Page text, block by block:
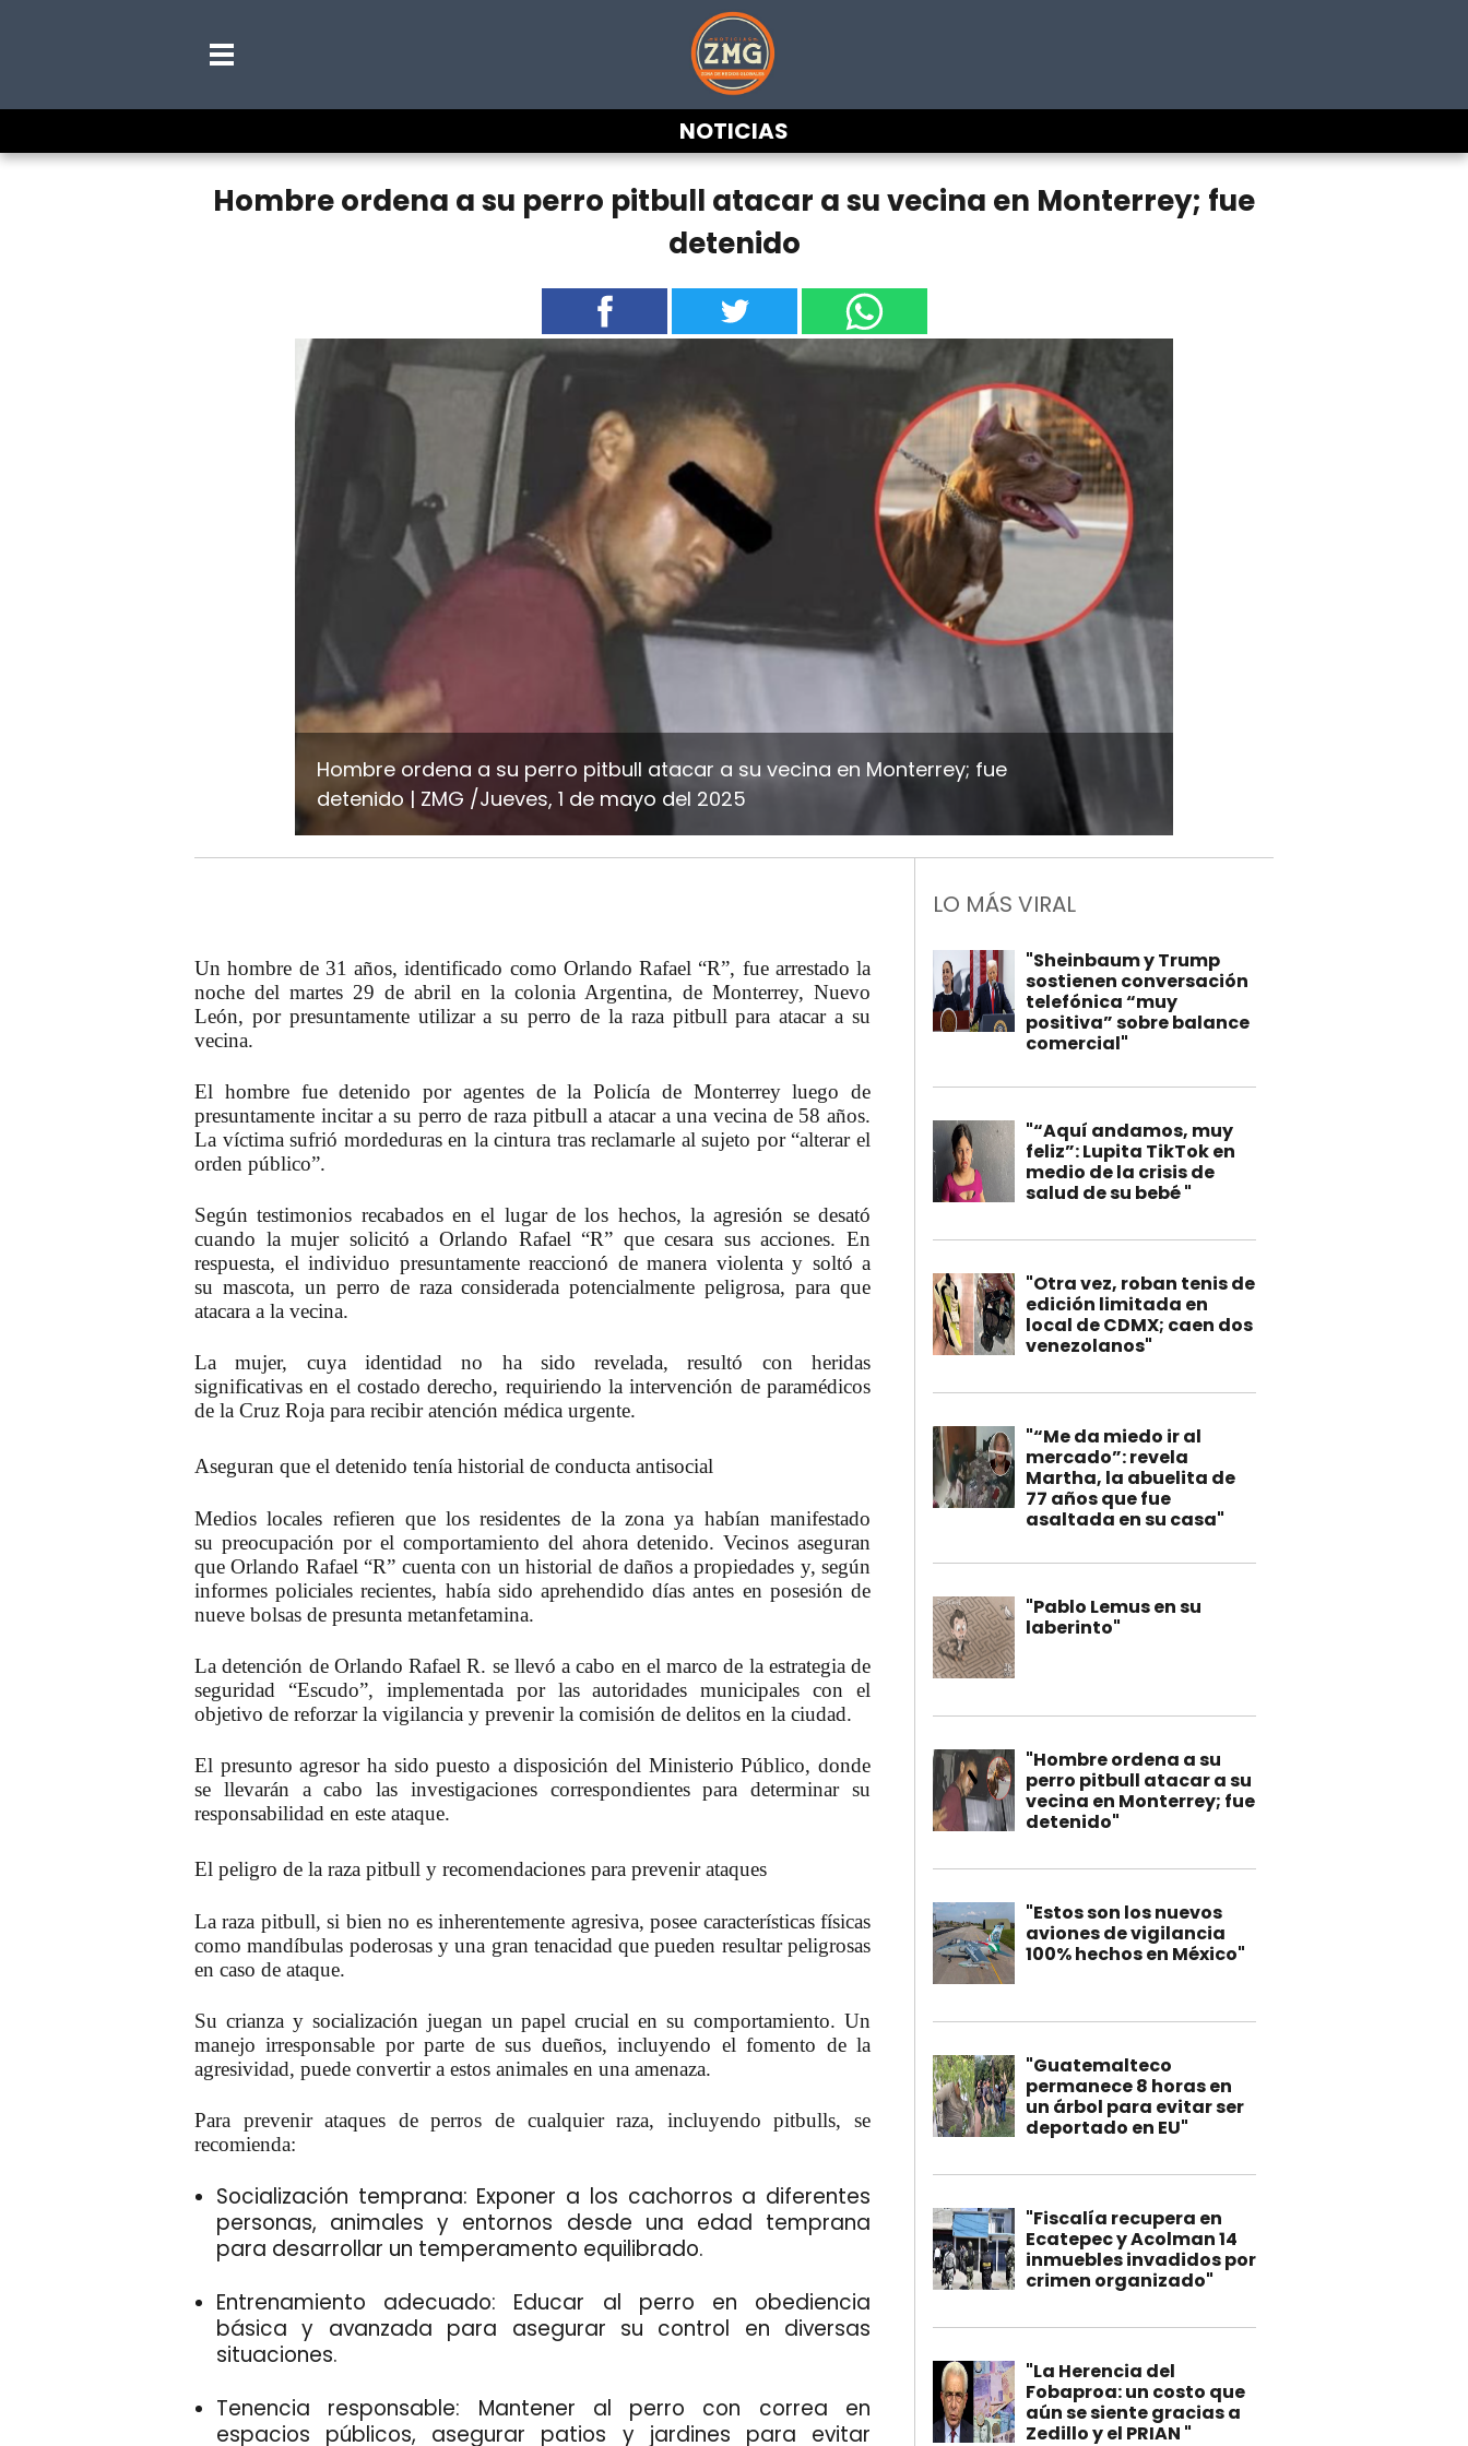
NOTICIAS
Hombre ordena a su perro pitbull atacar a su vecina en Monterrey; fue
detenido
Hombre ordena a su perro pitbull atacar a su vecina en Monterrey; fue
detenido
ZMG /Jueves, 1 de mayo del 2025
Unhombre de 31 años, identificado como Orlando Rafael “R”, fue arrestado la
noche del martes 29 de abril en la colonia Argentina, de Monterrey, Nuevo
León, por presuntamente utilizar a superrode la raza pitbullpara atacar a su
vecina.
El hombre fue detenido por agentes de la Policía de Monterrey luego de
presuntamente incitar a su perrode raza pitbull aatacar a una vecina de 58 años.
La víctima sufrió mordeduras en la cintura tras reclamarle al sujeto por “alterar el
orden público”.
Según testimonios recabados en el lugar de los hechos, la agresión se desató
cuando la mujer solicitó a Orlando Rafael “R” que cesara sus acciones. En
respuesta, el individuo presuntamente reaccionó de manera violenta y soltó a
su mascota, un perro de raza considerada potencialmentepeligrosa, para que
atacara a la vecina.
La mujer, cuya identidad no ha sido revelada, resultó con heridas
significativasen el costado derecho, requiriendo la intervención de paramédicos
de la Cruz Roja para recibir atención médica urgente.
Aseguran que el detenido tenía historial de conducta antisocial
Medios locales refieren que los residentes de la zona ya habían manifestado
su preocupación por el comportamiento del ahora detenido. Vecinos aseguran
que Orlando Rafael “R” cuenta con un historial de daños a propiedades y, según
informes policiales recientes, había sido aprehendido días antes en posesión de
nueve bolsas de presunta metanfetamina.
La detención de Orlando Rafael R. se llevó a cabo en el marco de la estrategia de
seguridad “Escudo”, implementada por las autoridades municipales con el
objetivo de reforzar la vigilancia y prevenir la comisión de delitos en la ciudad.
El presunto agresor ha sido puesto a disposición del Ministerio Público, donde
se llevarán a cabo las investigaciones correspondientes para determinar su
responsabilidad en este ataque.
El peligro de la raza pitbull y recomendaciones para prevenir ataques
La raza pitbull, si bien no es inherentemente agresiva, posee características físicas
comomandíbulas poderosas y una gran tenacidadque pueden resultar peligrosas
en caso de ataque.
Su crianza y socialización juegan un papel crucial en su comportamiento. Un
manejo irresponsable por parte de sus dueños, incluyendo el fomento de la
agresividad, puede convertir a estos animales en una amenaza.
Para prevenirataques de perrosde cualquier raza, incluyendo pitbulls, se
recomienda:
Socialización temprana: Exponer a los cachorros a diferentes
personas, animales y entornos desde una edad temprana
para desarrollar un temperamento equilibrado.
Entrenamiento adecuado: Educar al perro en obediencia
básica y avanzada para asegurar su control en diversas
situaciones.
Tenencia responsable: Mantener al perro con correa en
espacios públicos, asegurar patios y jardines para evitar
LO MÁS VIRAL
"Sheinbaum y Trump
sostienen conversación
telefónica “muy
positiva” sobre balance
comercial"
"“Aquí andamos, muy
feliz”: Lupita TikTok en
medio de la crisis de
salud de su bebé "
"Otra vez, roban tenis de
edición limitada en
local de CDMX; caen dos
venezolanos"
"“Me da miedo ir al
mercado”: revela
Martha, la abuelita de
77 años que fue
asaltada en su casa"
"Pablo Lemus en su
laberinto"
"Hombre ordena a su
perro pitbull atacar a su
vecina en Monterrey; fue
detenido"
"Estos son los nuevos
aviones de vigilancia
100% hechos en México"
"Guatemalteco
permanece 8 horas en
un árbol para evitar ser
deportado en EU"
"Fiscalía recupera en
Ecatepec y Acolman 14
inmuebles invadidos por
crimen organizado"
"La Herencia del
Fobaproa: un costo que
aún se siente gracias a
Zedillo y el PRIAN "